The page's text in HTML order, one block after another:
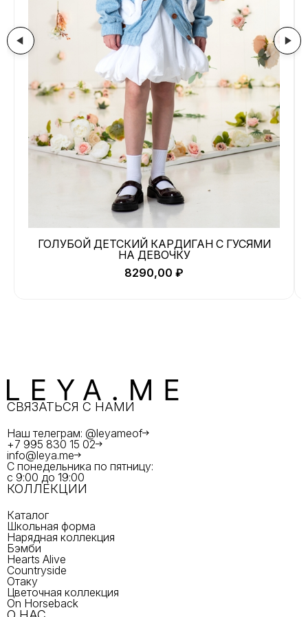
ГОЛУБОЙ ДЕТСКИЙ КАРДИГАН С ГУСЯМИ
НА ДЕВОЧКУ
8290,00 ₽
СВЯЗАТЬСЯ С НАМИ
Наш телеграм: @leyameof
+7 995 830 15 02
info@leya.me
С понедельника по пятницу:
с 9:00 до 19:00
КОЛЛЕКЦИИ
Каталог
Школьная форма
Нарядная коллекция
Бэмби
Hearts Alive
Countryside
Отаку
Цветочная коллекция
On Horseback